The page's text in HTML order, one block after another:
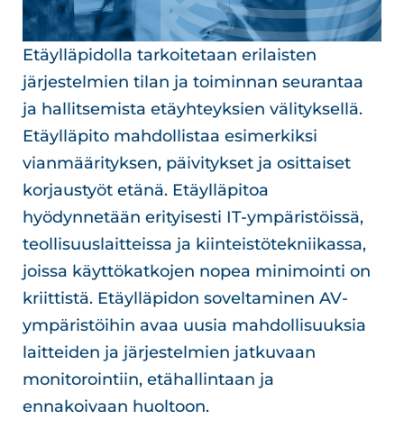
Etäylläpidolla tarkoitetaan erilaisten
järjestelmien tilan ja toiminnan seurantaa
ja hallitsemista etäyhteyksien välityksellä.
Etäylläpito mahdollistaa esimerkiksi
vianmäärityksen, päivitykset ja osittaiset
korjaustyöt etänä. Etäylläpitoa
hyödynnetään erityisesti IT-ympäristöissä,
teollisuuslaitteissa ja kiinteistötekniikassa,
joissa käyttökatkojen nopea minimointi on
kriittistä. Etäylläpidon soveltaminen AV-
ympäristöihin avaa uusia mahdollisuuksia
laitteiden ja järjestelmien jatkuvaan
monitorointiin, etähallintaan ja
ennakoivaan huoltoon.